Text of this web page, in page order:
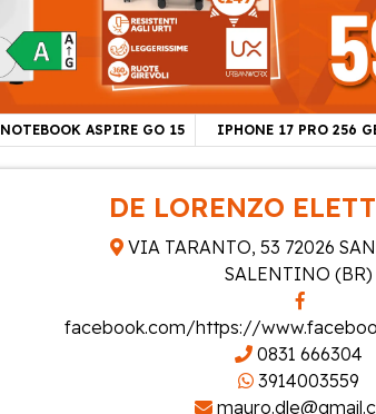
NOTEBOOK ASPIRE GO 15 IPHONE 17 PRO 256
DE LORENZO
VIA TARANTO, 53 72026
SALENTINO (BR)
facebook.com/https://
0831 666304
3914003559